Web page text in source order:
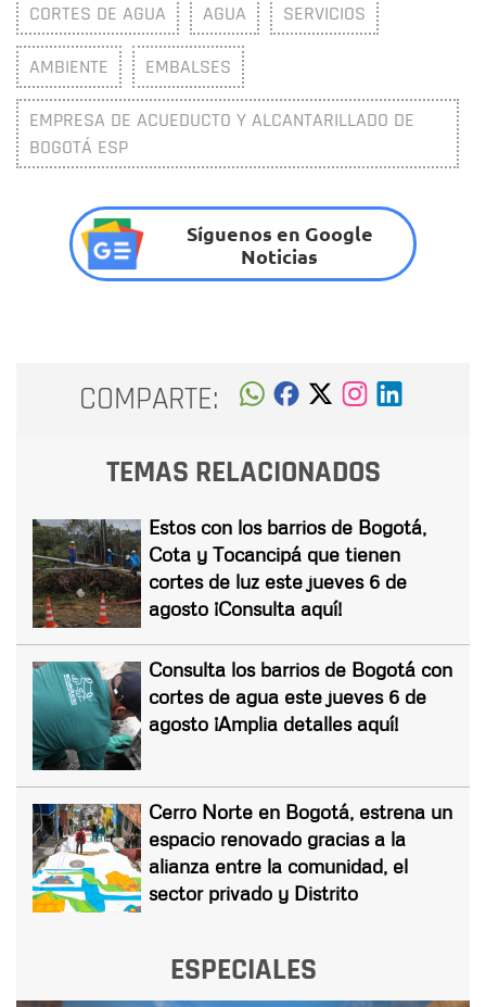
CORTES DE AGUA AGUA SERVICIOS
AMBIENTE EMBALSES
EMPRESA DE ACUEDUCTO Y ALCANTARILLADO DE
BOGOTÁ ESP
Síguenos en Google
Noticias
COMPARTE:
TEMAS RELACIONADOS
Estos con los barrios de Bogotá,
Cota y Tocancipá que tienen
cortes de luz este jueves 6 de
agosto ¡Consulta aquí!
Consulta los barrios de Bogotá con
cortes de agua este jueves 6 de
agosto ¡Amplia detalles aquí!
Cerro Norte en Bogotá, estrena un
espacio renovado gracias a la
alianza entre la comunidad, el
sector privado y Distrito
ESPECIALES